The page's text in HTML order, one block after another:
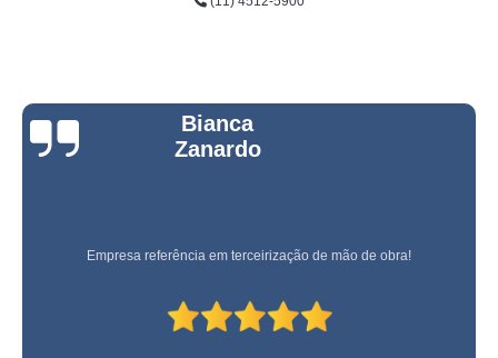
Bianca
Zanardo
Empresa referência em terceirização de mão de obra!